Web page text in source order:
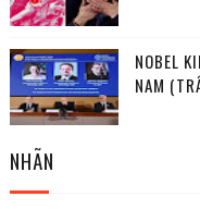
NOBEL
NAM
NHÃN